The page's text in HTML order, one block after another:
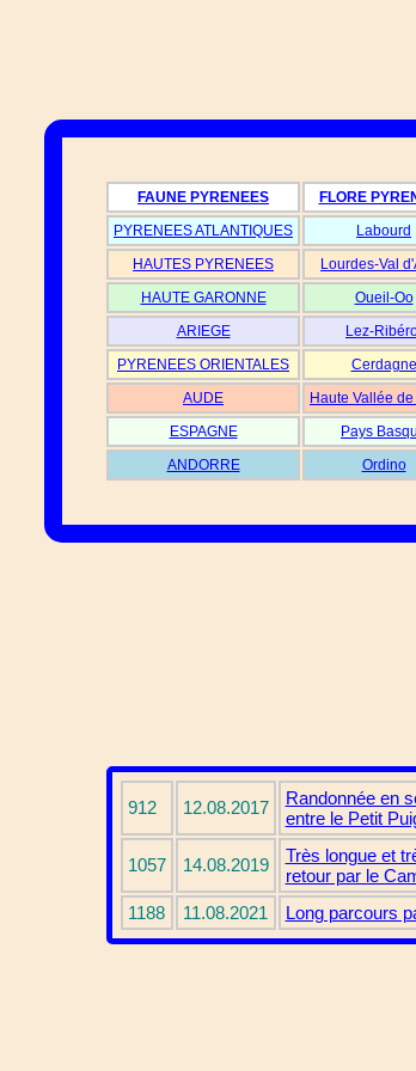
FAUNE PYRENEES FLORE
PYRENEES ATLANTIQUES
Labourd
HAUTES PYRENEES
Lourdes-Val
HAUTE GARONNE
Oueil-Oo
ARIEGE
Lez-
PYRENEES ORIENTALES
Cerdagne
AUDE
Haute Vallée
ESPAGNE
Pays
ANDORRE
Ordino
912 12.08.2017
Randonnée en
entre le Petit
1057 14.08.2019
Très longue et
retour par le
1188
11.08.2021 Long parcours